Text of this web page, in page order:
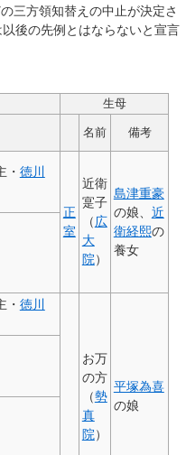
三方領知替えの中止が決定さ
後の先例とはならないと宣言
生母
名前 備考
・ 徳川
正
室
近衛
寔子
（広
大
院）
島津重豪
の娘、 近
衛経熙の
養女
・ 徳川
お万
の方
（勢
真
院）
平塚為喜
の娘